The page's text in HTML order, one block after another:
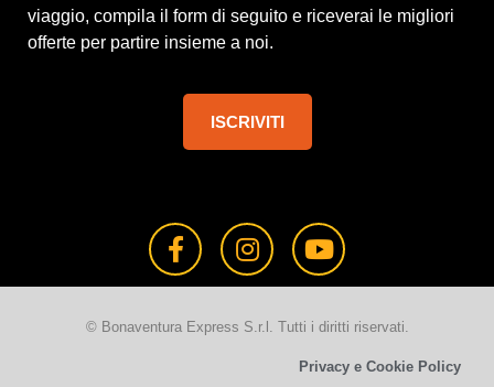
viaggio, compila il form di seguito e riceverai le migliori
offerte per partire insieme a noi.
ISCRIVITI
© Bonaventura Express S.r.l. Tutti i diritti riservati.
Privacy e Cookie Policy